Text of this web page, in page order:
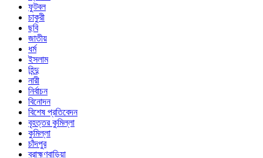
ফুটবল
চাকুরী
ছবি
জাতীয়
ধর্ম
ইসলাম
হিন্দু
নারী
নির্বাচন
বিনোদন
বিশেষ প্রতিবেদন
বৃহত্তর কুমিল্লা
কুমিল্লা
চাঁদপুর
ব্রাহ্মণবাড়িয়া